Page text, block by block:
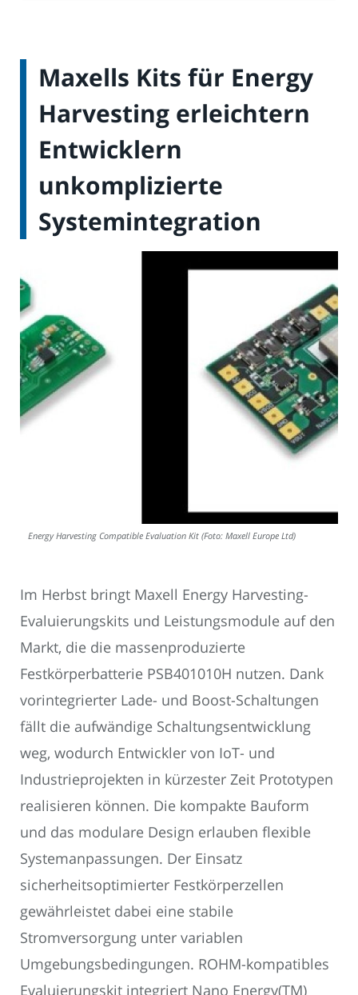
Maxells Kits für Energy
Harvesting erleichtern
Entwicklern
unkomplizierte
Systemintegration
Energy Harvesting Compatible Evaluation Kit (Foto: Maxell Europe Ltd)
Im Herbst bringt Maxell Energy Harvesting-
Evaluierungskits und Leistungsmodule auf den
Markt, die die massenproduzierte
Festkörperbatterie PSB401010H nutzen. Dank
vorintegrierter Lade- und Boost-Schaltungen
fällt die aufwändige Schaltungsentwicklung
weg, wodurch Entwickler von IoT- und
Industrieprojekten in kürzester Zeit Prototypen
realisieren können. Die kompakte Bauform
und das modulare Design erlauben flexible
Systemanpassungen. Der Einsatz
sicherheitsoptimierter Festkörperzellen
gewährleistet dabei eine stabile
Stromversorgung unter variablen
Umgebungsbedingungen. ROHM-kompatibles
Evaluierungskit integriert Nano Energy(TM)